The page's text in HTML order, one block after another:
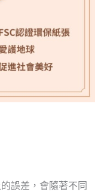
誤差，會隨著不同